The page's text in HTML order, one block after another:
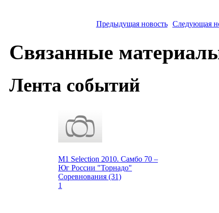
Предыдущая новость Следующая
Связанные
Лента событий
M1 Selection 2010. Самбо 70 –
Юг России "Торнадо"
Соревнования (31)
1